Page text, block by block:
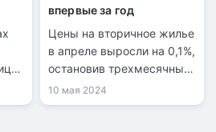
впервые за год
Цены на вторичное жилье
в апреле выросли на 0,1%,
остановив трехмесячный
тренд снижения, согласно
данным БНС АСПиР РК.
10 мая 2024